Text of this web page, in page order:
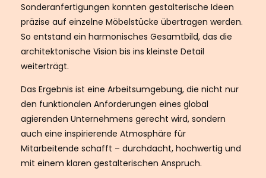
Sonderanfertigungen konnten gestalterische Ideen
präzise auf einzelne Möbelstücke übertragen werden.
So entstand ein harmonisches Gesamtbild, das die
architektonische Vision bis ins kleinste Detail
weiterträgt.
Das Ergebnis ist eine Arbeitsumgebung, die nicht nur
den funktionalen Anforderungen eines global
agierenden Unternehmens gerecht wird, sondern
auch eine inspirierende Atmosphäre für
Mitarbeitende schafft – durchdacht, hochwertig und
mit einem klaren gestalterischen Anspruch.